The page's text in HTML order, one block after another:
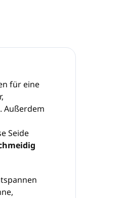
für eine
Außerdem
Seide